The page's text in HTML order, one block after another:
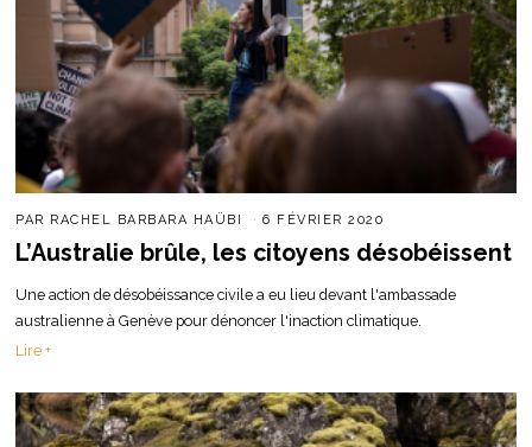
PAR RACHEL BARBARA HAÜBI 6 FÉVRIER 2020
L’Australie brûle, les citoyens désobéissent
Une action de désobéissance civile a eu lieu devant l'ambassade
australienne à Genève pour dénoncer l'inaction climatique.
Lire +